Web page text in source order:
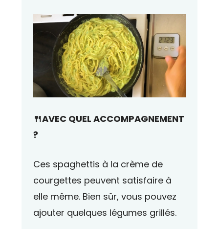
🍴AVEC QUEL ACCOMPAGNEMENT
?
Ces spaghettis à la crème de
courgettes peuvent satisfaire à
elle même. Bien sûr, vous pouvez
ajouter quelques légumes grillés.